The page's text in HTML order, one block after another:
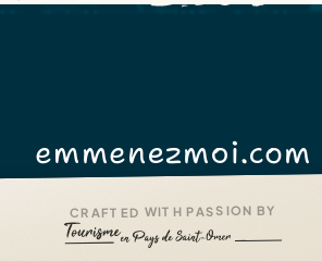
emmenezmoi.com
CRAFTED WITH PASSION BY